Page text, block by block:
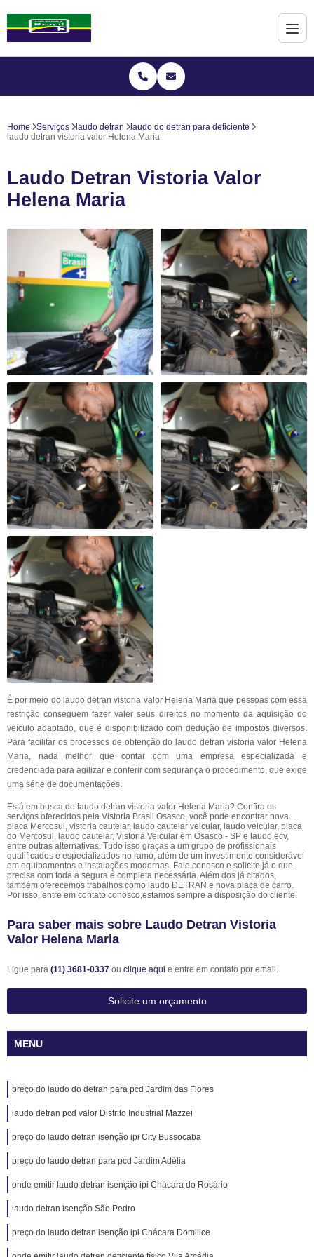
Home Serviços laudo detran
laudo do detran para deficiente
laudo detran vistoria valor Helena Maria
Laudo Detran Vistoria Valor
Helena Maria
É por meio do laudo detran vistoria valor Helena Maria que pessoas com essa
restrição conseguem fazer valer seus direitos no momento da aquisição do
veículo adaptado, que é disponibilizado com dedução de impostos diversos.
Para facilitar os processos de obtenção do laudo detran vistoria valor Helena
Maria, nada melhor que contar com uma empresa especializada e
credenciada para agilizar e conferir com segurança o procedimento, que exige
uma série de documentações.
Está em busca de laudo detran vistoria valor Helena Maria? Confira os
serviços oferecidos pela Vistoria Brasil Osasco, você pode encontrar nova
placa Mercosul, vistoria cautelar, laudo cautelar veicular, laudo veicular, placa
do Mercosul, laudo cautelar, Vistoria Veicular em Osasco - SP e laudo ecv,
entre outras alternativas. Tudo isso graças a um grupo de profissionais
qualificados e especializados no ramo, além de um investimento considerável
em equipamentos e instalações modernas. Fale conosco e solicite já o que
precisa com toda a segura e completa necessária. Além dos já citados,
também oferecemos trabalhos como laudo DETRAN e nova placa de carro.
Por isso, entre em contato conosco,estamos sempre a disposição do cliente.
Para saber mais sobre Laudo Detran Vistoria
Valor Helena Maria
Ligue para (11) 3681-0337 ou clique aqui e entre em contato por email.
Solicite um orçamento
MENU
preço do laudo do detran para pcd Jardim das Flores
laudo detran pcd valor Distrito Industrial Mazzei
preço do laudo detran isenção ipi City Bussocaba
preço do laudo detran para pcd Jardim Adélia
onde emitir laudo detran isenção ipi Chácara do Rosário
laudo detran isenção São Pedro
preço do laudo detran isenção ipi Chácara Domilice